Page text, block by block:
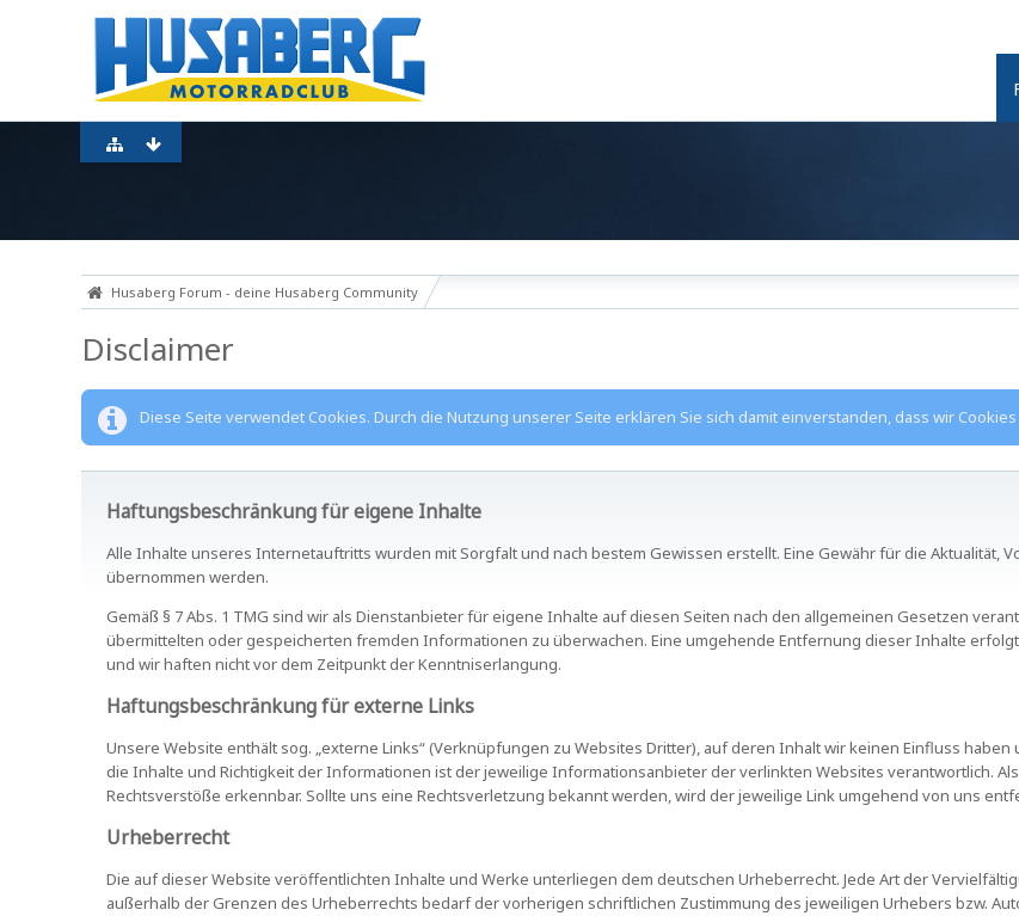
Husaberg Forum - deine Husaberg Community
Disclaimer
Diese Seite verwendet Cookies. Durch die Nutzung unserer Seite erklären Sie sich damit einverstanden, dass wir
Haftungsbeschränkung für eigene Inhalte
Alle Inhalte unseres Internetauftritts wurden mit Sorgfalt und nach bestem Gewissen erstellt. Eine Gewähr für die Aktualität,
übernommen werden.
Gemäß § 7 Abs. 1 TMG sind wir als Dienstanbieter für eigene Inhalte auf diesen Seiten nach den allgemeinen Gesetzen
übermittelten oder gespeicherten fremden Informationen zu überwachen. Eine umgehende Entfernung dieser Inhalte
und wir haften nicht vor dem Zeitpunkt der Kenntniserlangung.
Haftungsbeschränkung für externe Links
Unsere Website enthält sog. „externe Links“ (Verknüpfungen zu Websites Dritter), auf deren Inhalt wir keinen Einfluss
die Inhalte und Richtigkeit der Informationen ist der jeweilige Informationsanbieter der verlinkten Websites verantwortlich.
Rechtsverstöße erkennbar. Sollte uns eine Rechtsverletzung bekannt werden, wird der jeweilige Link umgehend von uns
Urheberrecht
Die auf dieser Website veröffentlichten Inhalte und Werke unterliegen dem deutschen Urheberrecht. Jede Art der
außerhalb der Grenzen des Urheberrechts bedarf der vorherigen schriftlichen Zustimmung des jeweiligen Urhebers bzw.